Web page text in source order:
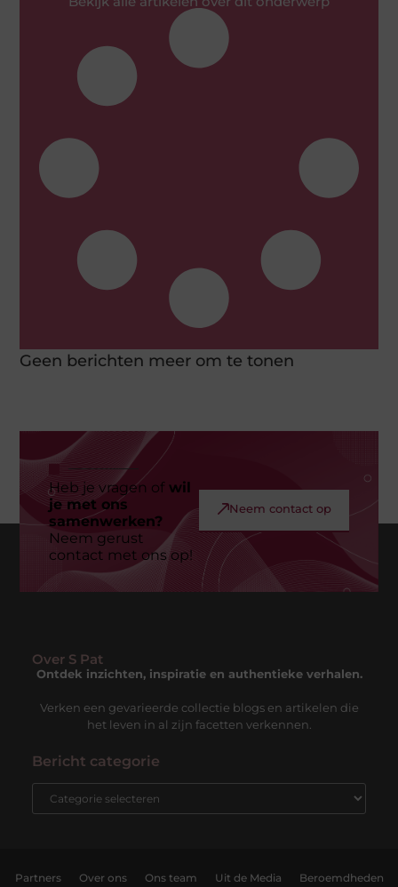
Geen berichten meer om te tonen
Heb je vragen ofwil
je met ons
samenwerken?
Neem gerust
contact met ons op!
Neem contact op
Over S Pat
Ontdek inzichten, inspiratie en authentieke verhalen.
Verken een gevarieerde collectie blogs en artikelen die
het leven in al zijn facetten verkennen.
Bericht categorie
Partners Over ons Ons team Uit de Media Beroemdheden